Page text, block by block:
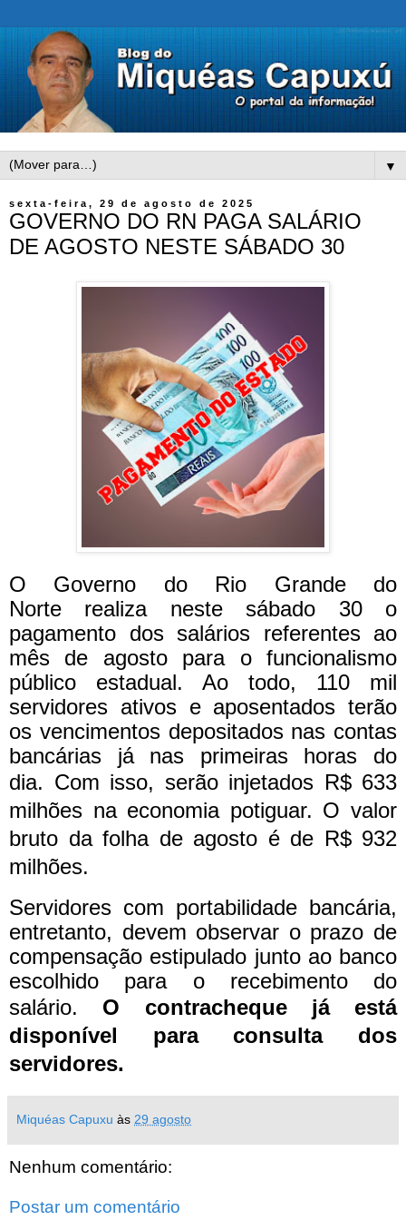
▼
sexta-feira, 29 de agosto de 2025
GOVERNO DO RN PAGA SALÁRIO
DE AGOSTO NESTE SÁBADO 30
O Governo do Rio Grande do
Norte realiza neste sábado 30 o
pagamento dos salários referentes ao
mês de agosto para o funcionalismo
público estadual. Ao todo, 110 mil
servidores ativos e aposentados terão
os vencimentos depositados nas contas
bancárias já nas primeiras horas do
dia. Com isso, serão injetados R$ 633
milhões na economia potiguar. O valor
bruto da folha de agosto é de R$ 932
milhões.
Servidores com portabilidade bancária,
entretanto, devem observar o prazo de
compensação estipulado junto ao banco
escolhido para o recebimento do
salário. O contracheque já está
disponível para consulta dos
servidores.
Miquéas Capuxu às 29 agosto
Nenhum comentário:
Postar um comentário